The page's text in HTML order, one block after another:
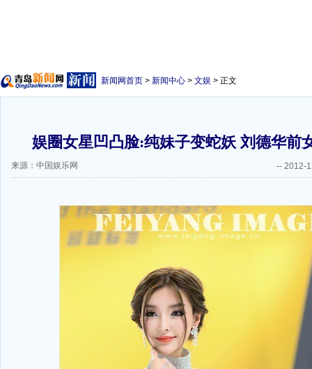
新闻网首页 > 新闻中心 > 文娱 > 正文
娱圈女星凹凸脸:纯妹子变蛇妖 刘德华前
来源：中国娱乐网 -- 2012-